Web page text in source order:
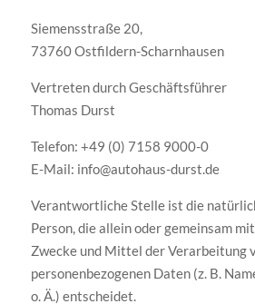
Siemensstraße 20,
73760 Ostfildern-Scharnhausen
Vertreten durch Geschäftsführer
Thomas Durst
Telefon: +49 (0) 7158 9000-0
E-Mail: info@autohaus-durst.de
Verantwortliche Stelle ist die
Person, die allein oder gemeinsam
Zwecke und Mittel der Verarbeitung
personenbezogenen Daten (z. B.
o. Ä.) entscheidet.